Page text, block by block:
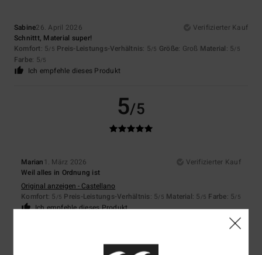
Sabine26. April 2026
Verifizierter Kauf
Schnittt, Material super!
Komfort: 5/5 Preis-Leistungs-Verhältnis: 5/5 Größe: Groß Material: 5/5
Farbe: 5/5
Ich empfehle dieses Produkt
5/5
Marian 1. März 2026
Verifizierter Kauf
Weil alles in Ordnung ist
Original anzeigen - Castellano
Komfort: 5 /5 Preis-Leistungs-Verhältnis: 5/5 Material: 5 /5 Farbe: 5/5
Ich empfehle dieses Produkt
5/5